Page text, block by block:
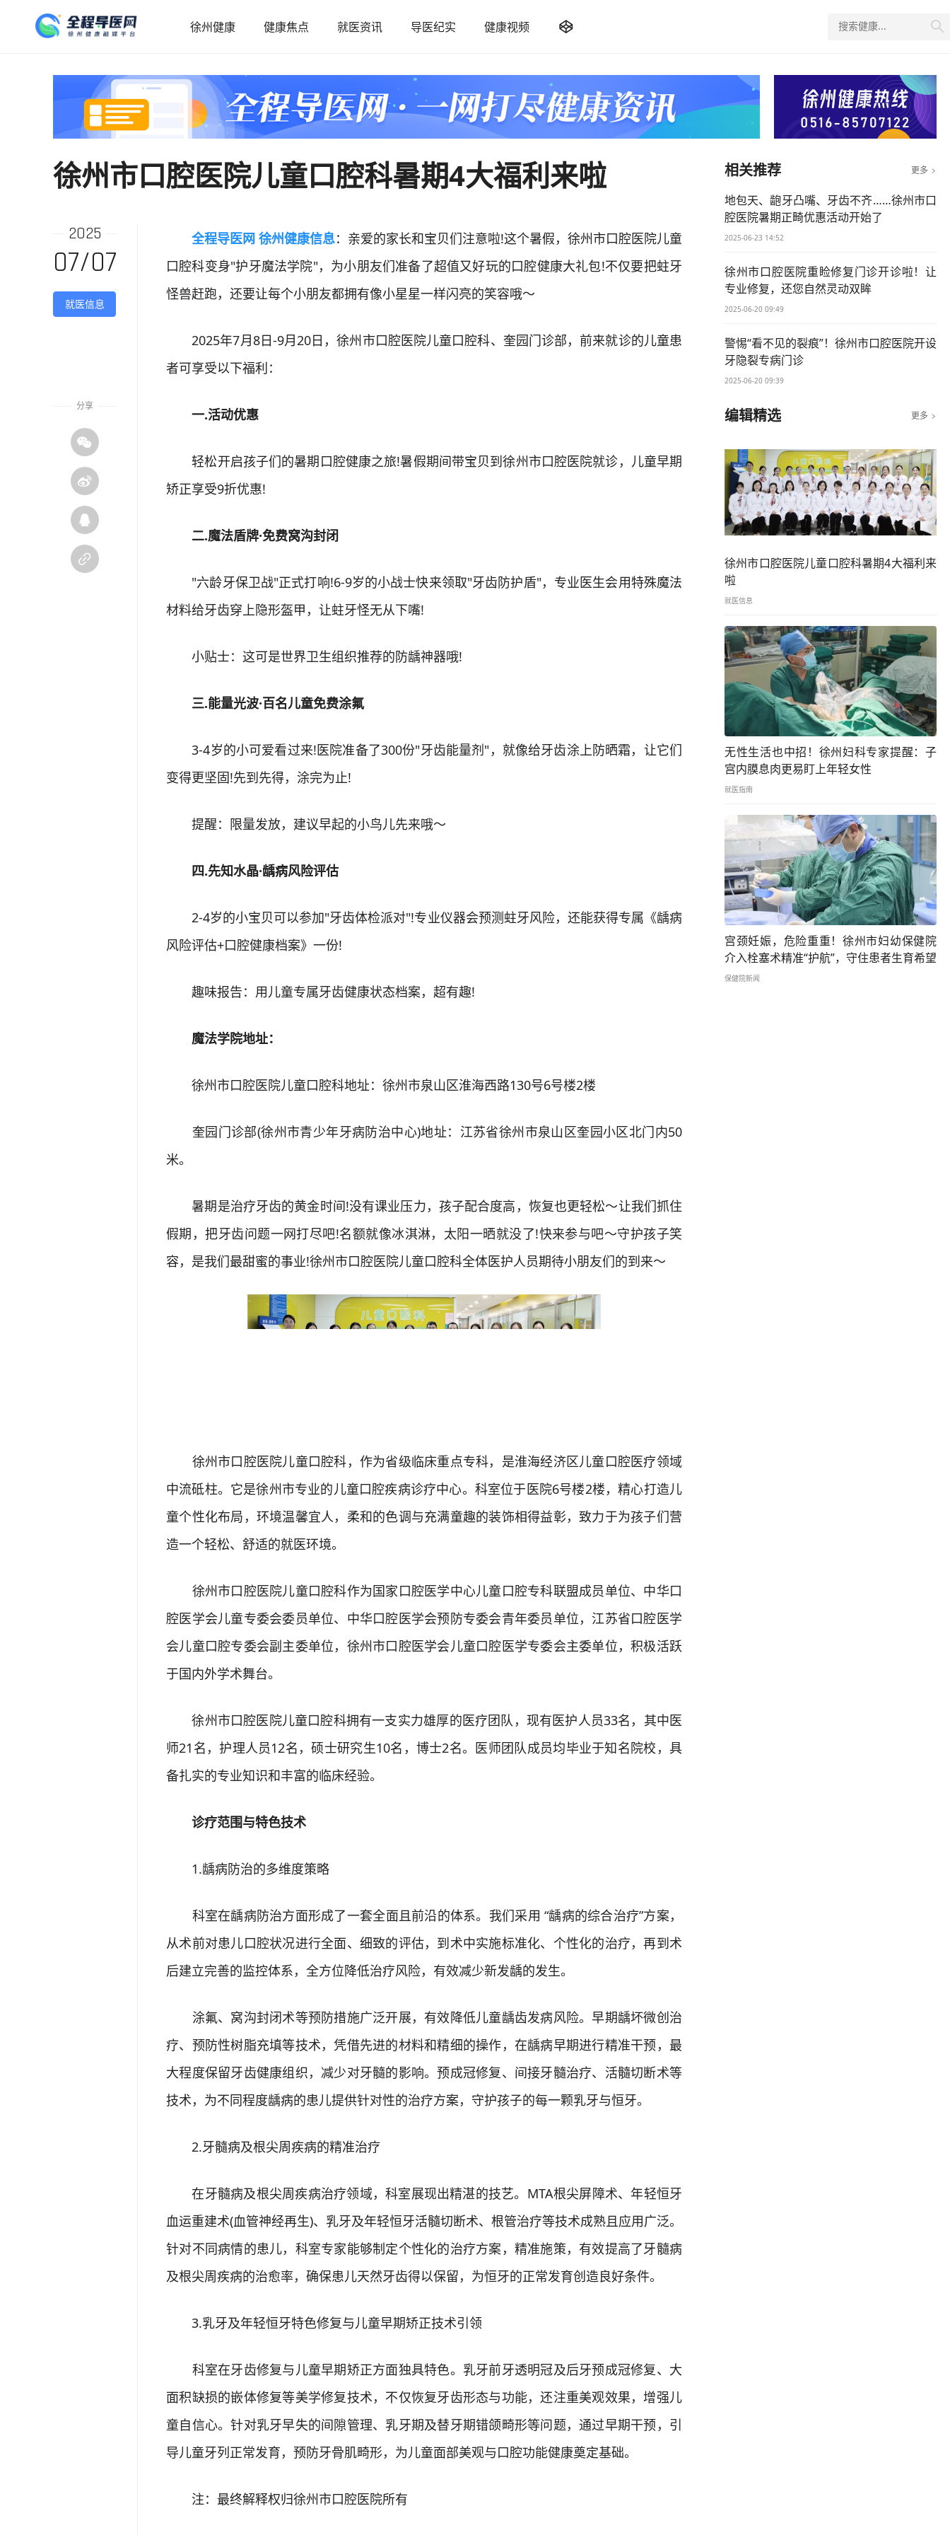
徐州健康 健康焦点 就医资讯 导医纪实 健康视频  
徐州市口腔医院儿童口腔科暑期4大福利来啦
2025
07/07
就医信息
分享




全程导医网 徐州健康信息：亲爱的家长和宝贝们注意啦!这个暑假，徐州市口腔医院儿童
口腔科变身"护牙魔法学院"，为小朋友们准备了超值又好玩的口腔健康大礼包!不仅要把蛀牙
怪兽赶跑，还要让每个小朋友都拥有像小星星一样闪亮的笑容哦～
2025年7月8日-9月20日，徐州市口腔医院儿童口腔科、奎园门诊部，前来就诊的儿童患
者可享受以下福利：
一.活动优惠
轻松开启孩子们的暑期口腔健康之旅!暑假期间带宝贝到徐州市口腔医院就诊，儿童早期
矫正享受9折优惠!
二.魔法盾牌·免费窝沟封闭
"六龄牙保卫战"正式打响!6-9岁的小战士快来领取"牙齿防护盾"，专业医生会用特殊魔法
材料给牙齿穿上隐形盔甲，让蛀牙怪无从下嘴!
小贴士：这可是世界卫生组织推荐的防龋神器哦!
三.能量光波·百名儿童免费涂氟
3-4岁的小可爱看过来!医院准备了300份"牙齿能量剂"，就像给牙齿涂上防晒霜，让它们
变得更坚固!先到先得，涂完为止!
提醒：限量发放，建议早起的小鸟儿先来哦～
四.先知水晶·龋病风险评估
2-4岁的小宝贝可以参加"牙齿体检派对"!专业仪器会预测蛀牙风险，还能获得专属《龋病
风险评估+口腔健康档案》一份!
趣味报告：用儿童专属牙齿健康状态档案，超有趣!
魔法学院地址：
徐州市口腔医院儿童口腔科地址：徐州市泉山区淮海西路130号6号楼2楼
奎园门诊部(徐州市青少年牙病防治中心)地址：江苏省徐州市泉山区奎园小区北门内50
米。
暑期是治疗牙齿的黄金时间!没有课业压力，孩子配合度高，恢复也更轻松～让我们抓住
假期，把牙齿问题一网打尽吧!名额就像冰淇淋，太阳一晒就没了!快来参与吧～守护孩子笑
容，是我们最甜蜜的事业!徐州市口腔医院儿童口腔科全体医护人员期待小朋友们的到来～
徐州市口腔医院儿童口腔科，作为省级临床重点专科，是淮海经济区儿童口腔医疗领域
中流砥柱。它是徐州市专业的儿童口腔疾病诊疗中心。科室位于医院6号楼2楼，精心打造儿
童个性化布局，环境温馨宜人，柔和的色调与充满童趣的装饰相得益彰，致力于为孩子们营
造一个轻松、舒适的就医环境。
徐州市口腔医院儿童口腔科作为国家口腔医学中心儿童口腔专科联盟成员单位、中华口
腔医学会儿童专委会委员单位、中华口腔医学会预防专委会青年委员单位，江苏省口腔医学
会儿童口腔专委会副主委单位，徐州市口腔医学会儿童口腔医学专委会主委单位，积极活跃
于国内外学术舞台。
徐州市口腔医院儿童口腔科拥有一支实力雄厚的医疗团队，现有医护人员33名，其中医
师21名，护理人员12名，硕士研究生10名，博士2名。医师团队成员均毕业于知名院校，具
备扎实的专业知识和丰富的临床经验。
诊疗范围与特色技术
1.龋病防治的多维度策略
科室在龋病防治方面形成了一套全面且前沿的体系。我们采用 “龋病的综合治疗”方案，
从术前对患儿口腔状况进行全面、细致的评估，到术中实施标准化、个性化的治疗，再到术
后建立完善的监控体系，全方位降低治疗风险，有效减少新发龋的发生。
涂氟、窝沟封闭术等预防措施广泛开展，有效降低儿童龋齿发病风险。早期龋坏微创治
疗、预防性树脂充填等技术，凭借先进的材料和精细的操作，在龋病早期进行精准干预，最
大程度保留牙齿健康组织，减少对牙髓的影响。预成冠修复、间接牙髓治疗、活髓切断术等
技术，为不同程度龋病的患儿提供针对性的治疗方案，守护孩子的每一颗乳牙与恒牙。
2.牙髓病及根尖周疾病的精准治疗
在牙髓病及根尖周疾病治疗领域，科室展现出精湛的技艺。MTA根尖屏障术、年轻恒牙
血运重建术(血管神经再生)、乳牙及年轻恒牙活髓切断术、根管治疗等技术成熟且应用广泛。
针对不同病情的患儿，科室专家能够制定个性化的治疗方案，精准施策，有效提高了牙髓病
及根尖周疾病的治愈率，确保患儿天然牙齿得以保留，为恒牙的正常发育创造良好条件。
3.乳牙及年轻恒牙特色修复与儿童早期矫正技术引领
科室在牙齿修复与儿童早期矫正方面独具特色。乳牙前牙透明冠及后牙预成冠修复、大
面积缺损的嵌体修复等美学修复技术，不仅恢复牙齿形态与功能，还注重美观效果，增强儿
童自信心。针对乳牙早失的间隙管理、乳牙期及替牙期错颌畸形等问题，通过早期干预，引
导儿童牙列正常发育，预防牙骨肌畸形，为儿童面部美观与口腔功能健康奠定基础。
注：最终解释权归徐州市口腔医院所有
相关推荐 更多 
地包天、龅牙凸嘴、牙齿不齐……徐州市口
腔医院暑期正畸优惠活动开始了
2025-06-23 14:52
徐州市口腔医院重睑修复门诊开诊啦！让
专业修复，还您自然灵动双眸
2025-06-20 09:49
警惕“看不见的裂痕”！徐州市口腔医院开设
牙隐裂专病门诊
2025-06-20 09:39
编辑精选 更多 
徐州市口腔医院儿童口腔科暑期4大福利来
啦
就医信息
无性生活也中招！徐州妇科专家提醒：子
宫内膜息肉更易盯上年轻女性
就医指南
宫颈妊娠，危险重重！徐州市妇幼保健院
介入栓塞术精准“护航”，守住患者生育希望
保健院新闻